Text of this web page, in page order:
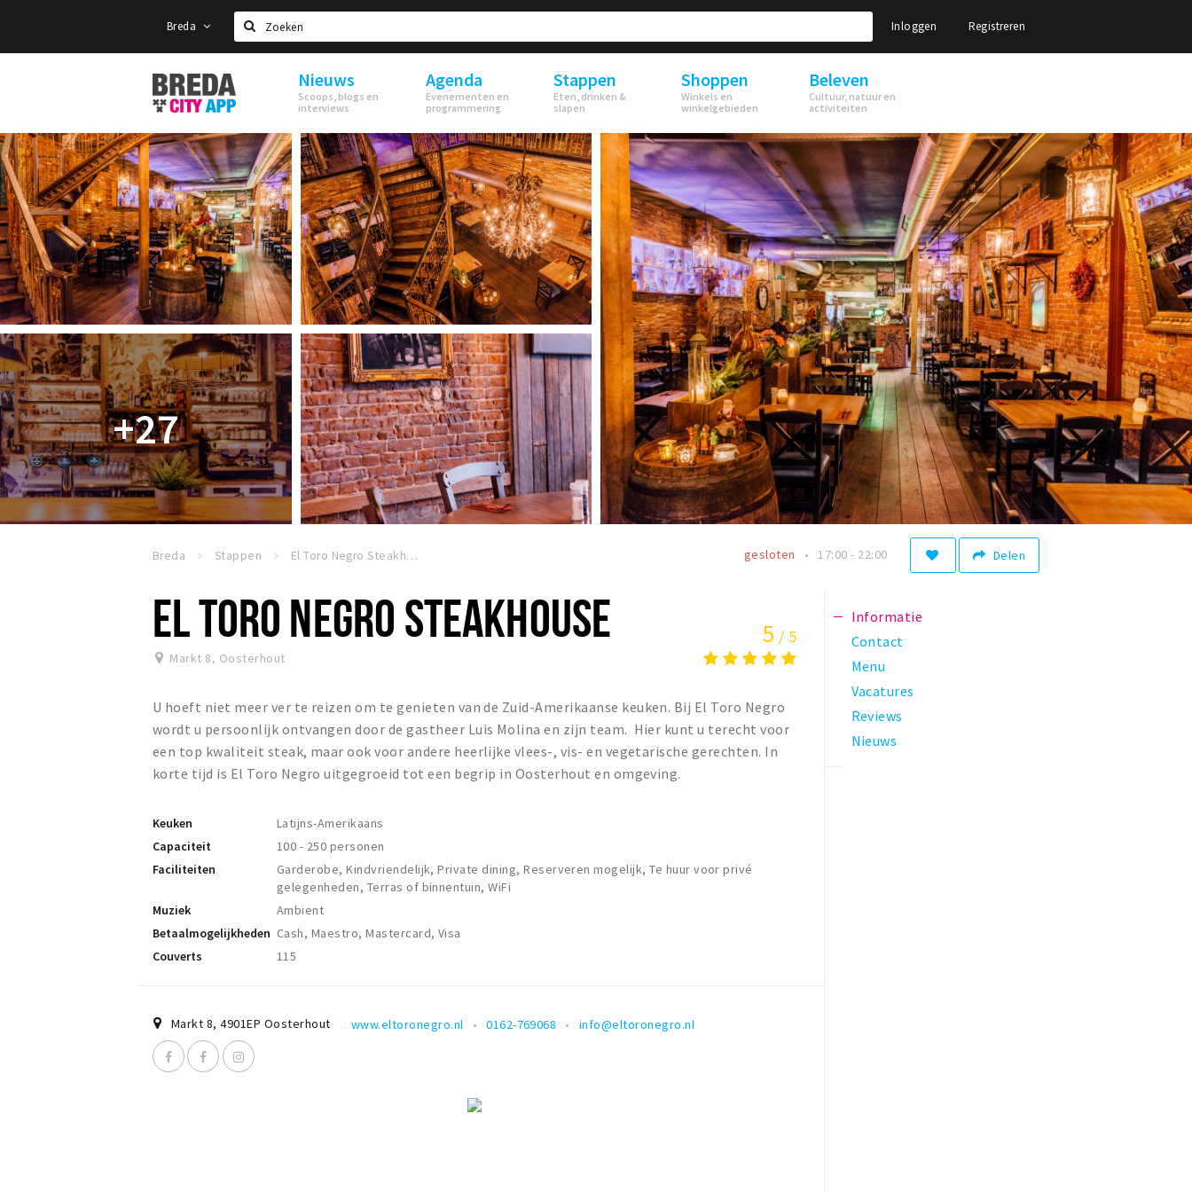
Breda
Zoeken
Inloggen Registreren
Stappen
&
Shoppen
Breda
Nieuws
Scoops, blogs en
interviews
Agenda
Evenementen en
programmering
Stappen
Eten, drinken &
slapen
Shoppen
Winkels en
winkelgebieden
Beleven
Cultuur, natuur en
activiteiten
+27
Breda Stappen El Toro Negro Steakhouse Delen
gesloten 17:00 - 22:00
EL TORO NEGRO STEAKHOUSE
Markt 8, Oosterhout
5 / 5
U hoeft niet meer ver te reizen om te genieten van de Zuid-Amerikaanse keuken. Bij El Toro Negro
wordt u persoonlijk ontvangen door de gastheer Luis Molina en zijn team. ‍ Hier kunt u terecht voor
een top kwaliteit steak, maar ook voor andere heerlijke vlees-, vis- en vegetarische gerechten. In
korte tijd is El Toro Negro uitgegroeid tot een begrip in Oosterhout en omgeving.
Keuken
Latijns-Amerikaans
Capaciteit
100 - 250 personen
Faciliteiten
Garderobe, Kindvriendelijk, Private dining, Reserveren mogelijk, Te huur voor privé
gelegenheden, Terras of binnentuin, WiFi
Muziek
Ambient
Betaalmogelijkheden Cash, Maestro, Mastercard, Visa
Couverts
115
Markt 8,4901EP Oosterhout www.eltoronegro.nl 0162-769068 info@eltoronegro.nl
Informatie
Contact
Menu
Vacatures
Reviews
Nieuws